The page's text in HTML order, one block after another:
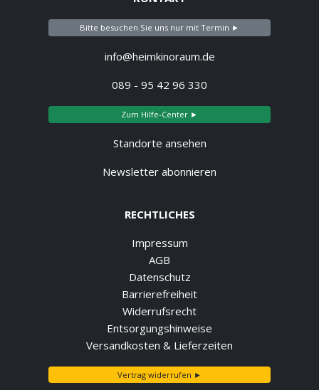
Bitte besuchen Sie uns nur mit Termin ►
info@heimkinoraum.de
089 - 95 42 96 330
Zum Hilfe-Center ►
Standorte ansehen
Newsletter abonnieren
RECHTLICHES
Impressum
AGB
Datenschutz
Barrierefreiheit
Widerrufsrecht
Entsorgungshinweise
Versandkosten & Lieferzeiten
Vertrag widerrufen ►